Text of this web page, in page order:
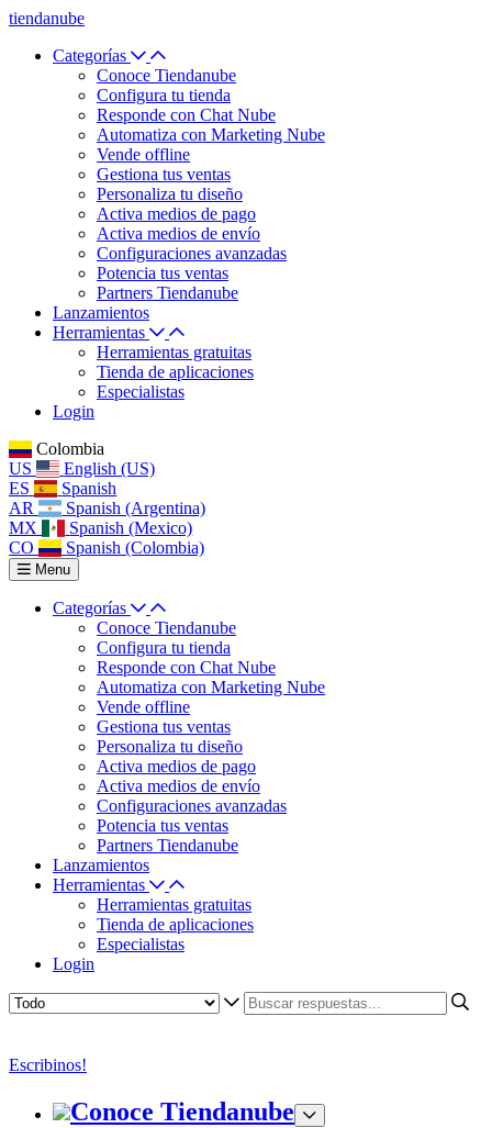
tiendanube
Categorías
Conoce Tiendanube
Configura tu tienda
Responde con Chat Nube
Automatiza con Marketing Nube
Vende offline
Gestiona tus ventas
Personaliza tu diseño
Activa medios de pago
Activa medios de envío
Configuraciones avanzadas
Potencia tus ventas
Partners Tiendanube
Lanzamientos
Herramientas
Herramientas gratuitas
Tienda de aplicaciones
Especialistas
Login
Colombia
US
English (US)
ES
Spanish
AR
Spanish (Argentina)
MX
Spanish (Mexico)
CO
Spanish (Colombia)
Menu
Categorías
Conoce Tiendanube
Configura tu tienda
Responde con Chat Nube
Automatiza con Marketing Nube
Vende offline
Gestiona tus ventas
Personaliza tu diseño
Activa medios de pago
Activa medios de envío
Configuraciones avanzadas
Potencia tus ventas
Partners Tiendanube
Lanzamientos
Herramientas
Herramientas gratuitas
Tienda de aplicaciones
Especialistas
Login
Escribinos!
Conoce Tiendanube